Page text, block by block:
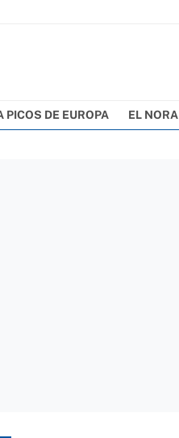
PICOS DE EUROPA EL NORA